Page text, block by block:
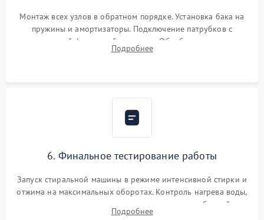
Монтаж всех узлов в обратном порядке. Установка бака на
пружины и амортизаторы. Подключение патрубков с
надежной фиксацией хомутами. Обработка стыков
герметиком для предотвращения возможных протечек воды.
Подробнее
6. Финальное тестирование работы
Запуск стиральной машины в режиме интенсивной стирки и
отжима на максимальных оборотах. Контроль нагрева воды,
корректности слива, отсутствия излишних вибраций,
посторонних стуков и протечек под корпусом.
Подробнее